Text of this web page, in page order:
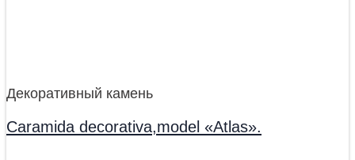
Декоративный камень
Caramida decorativa,model «Atlas».